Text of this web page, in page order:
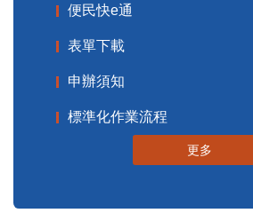
便民快e通
表單下載
申辦須知
標準化作業流程
更多